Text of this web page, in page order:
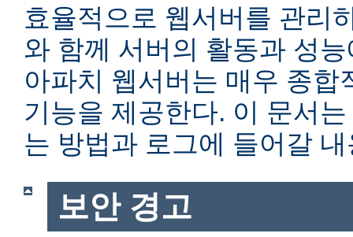
효율적으로 웹서버를 관리
와 함께 서버의 활동과 성
아파치 웹서버는 매우 종합
기능을 제공한다. 이 문서
는 방법과 로그에 들어갈
보안 경고